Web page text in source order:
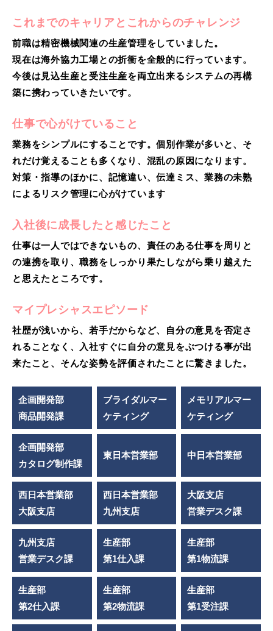
これまでのキャリアとこれからのチャレンジ
前職は精密機械関連の生産管理をしていました。
現在は海外協力工場との折衝を全般的に行っています。
今後は見込生産と受注生産を両立出来るシステムの再構
築に携わっていきたいです。
仕事で心がけていること
業務をシンプルにすることです。個別作業が多いと、そ
れだけ覚えることも多くなり、混乱の原因になります。
対策・指導のほかに、記憶違い、伝達ミス、業務の未熟
によるリスク管理に心がけています
入社後に成長したと感じたこと
仕事は一人ではできないもの、責任のある仕事を周りと
の連携を取り、職務をしっかり果たしながら乗り越えた
と思えたところです。
マイプレシャスエピソード
社歴が浅いから、若手だからなど、自分の意見を否定さ
れることなく、入社すぐに自分の意見をぶつける事が出
来たこと、そんな姿勢を評価されたことに驚きました。
企画開発部
商品開発課
ブライダルマー
ケティング
メモリアルマー
ケティング
企画開発部
カタログ制作課
東日本営業部 中日本営業部
西日本営業部
大阪支店
西日本営業部
九州支店
大阪支店
営業デスク課
九州支店
営業デスク課
生産部
第1仕入課
生産部
第1物流課
生産部
第2仕入課
生産部
第2物流課
生産部
第1受注課